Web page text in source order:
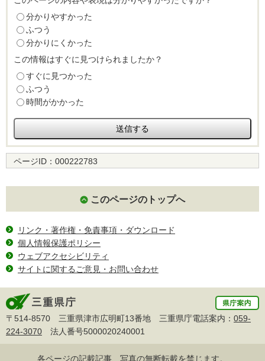
分かりやすかった
ふつう
分かりにくかった
この情報はすぐに見つけられましたか？
すぐに見つかった
ふつう
時間がかかった
ページID： 000222783
このページのトップへ
リンク・著作権・免責事項・ダウンロード
個人情報保護ポリシー
ウェブアクセシビリティ
サイトに関するご意見・お問い合わせ
〒514-8570 三重県津市広明町13番地 三重県庁電話案内： 059-
224-3070 法人番号5000020240001
各ページの記載記事、写真の無断転載を禁じます。